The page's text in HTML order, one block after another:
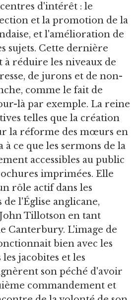
d'intérêt : le
et la promotion de la
et l'amélioration de
sujets. Cette dernière
à réduire les niveaux de
de jurons et de non-
comme le fait de
là par exemple. La reine
telles que la création
la réforme des mœurs en
à ce que les sermons de la
accessibles au public
imprimées. Elle
rôle actif dans les
l'Église anglicane,
Tillotson en tant
Canterbury. L'image de
bien avec les
jacobites et les
son péché d'avoir
commandement et